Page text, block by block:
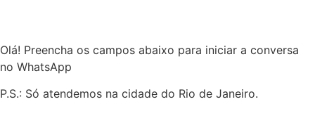
Olá! Preencha os campos abaixo para iniciar a conversa
no WhatsApp
P.S.: Só atendemos na cidade do Rio de Janeiro.